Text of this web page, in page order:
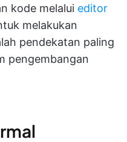
kode melalui editor
melakukan
pendekatan paling
pengembangan